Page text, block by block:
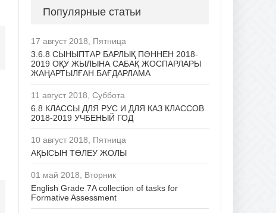
Популярные статьи
17 август 2018, Пятница
3.6.8 СЫНЫПТАР БАРЛЫҚ ПӘННЕН 2018-
2019 ОҚУ ЖЫЛЫНА САБАҚ ЖОСПАРЛАРЫ
ЖАҢАРТЫЛҒАН БАҒДАРЛАМА
11 август 2018, Суббота
6.8 КЛАССЫ ДЛЯ РУС И ДЛЯ КАЗ КЛАССОВ
2018-2019 УЧБЕНЫЙ ГОД
10 август 2018, Пятница
АҚЫСЫН ТӨЛЕУ ЖОЛЫ
01 май 2018, Вторник
English Grade 7A collection of tasks for
Formative Assessment